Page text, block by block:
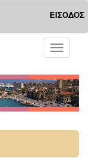
ΕΙΣΟΔΟΣ
Toggle